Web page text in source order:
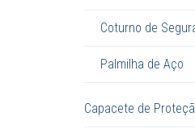
Coturno de
Palmilha de Aço
Capacete de